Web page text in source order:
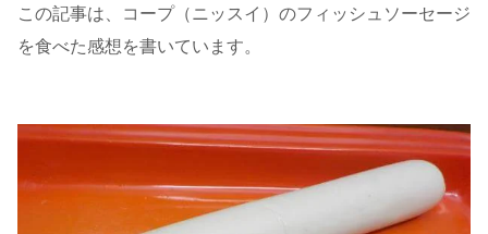
この記事は、コープ（ニッスイ）のフィッシュソーセージ
を食べた感想を書いています。